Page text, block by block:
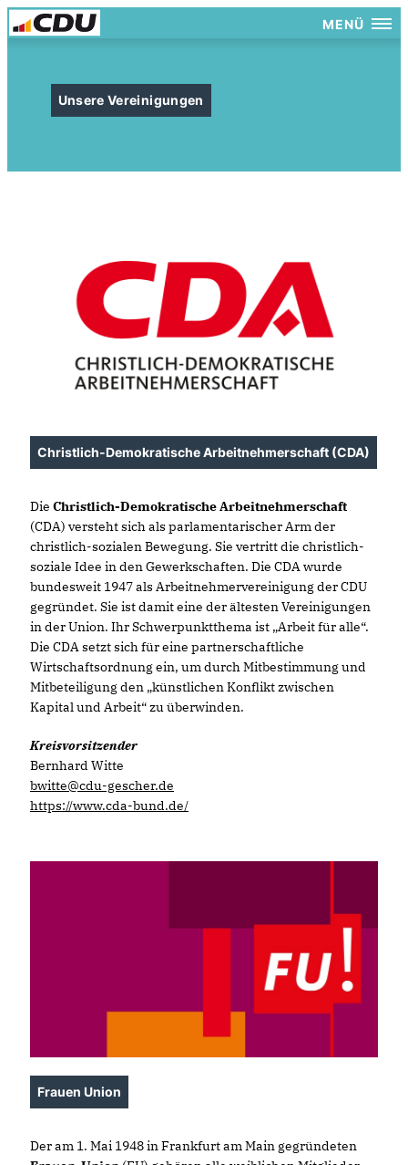
MENÜ
Unsere Vereinigungen
Christlich-Demokratische Arbeitnehmerschaft (CDA)
Die Christlich-Demokratische Arbeitnehmerschaft
(CDA) versteht sich als parlamentarischer Arm der
christlich-sozialen Bewegung. Sie vertritt die christlich-
soziale Idee in den Gewerkschaften. Die CDA wurde
bundesweit 1947 als Arbeitnehmervereinigung der CDU
gegründet. Sie ist damit eine der ältesten Vereinigungen
in der Union. Ihr Schwerpunktthema ist „Arbeit für alle“.
Die CDA setzt sich für eine partnerschaftliche
Wirtschaftsordnung ein, um durch Mitbestimmung und
Mitbeteiligung den „künstlichen Konflikt zwischen
Kapital und Arbeit“ zu überwinden.
Kreisvorsitzender
Bernhard Witte
bwitte@cdu-gescher.de
https://www.cda-bund.de/
Frauen Union
Der am 1. Mai 1948 in Frankfurt am Main gegründeten